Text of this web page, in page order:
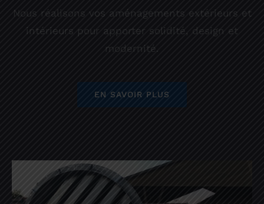
Nous réalisons vos aménagements extérieurs et
intérieurs pour apporter solidité, design et
modernité.
EN SAVOIR PLUS